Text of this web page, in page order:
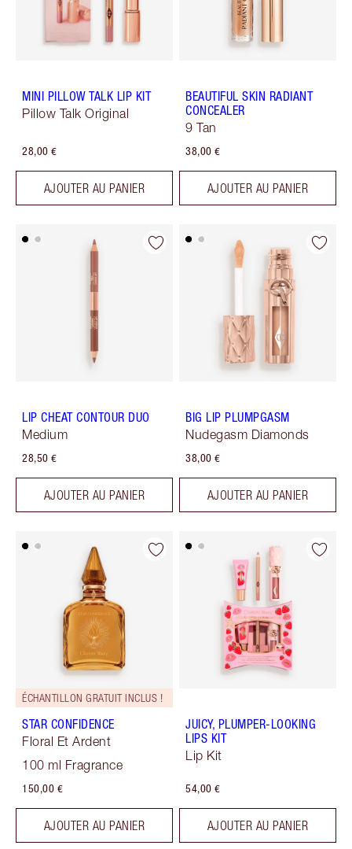
MINI PILLOW TALK LIP KIT
Pillow Talk Original
28,00 €
AJOUTER AU PANIER
BEAUTIFUL SKIN RADIANT
CONCEALER
9 Tan
38,00 €
AJOUTER AU PANIER
LIP CHEAT CONTOUR DUO
Medium
28,50 €
AJOUTER AU PANIER
BIG LIP PLUMPGASM
Nudegasm Diamonds
38,00 €
AJOUTER AU PANIER
ÉCHANTILLON GRATUIT INCLUS !
STAR CONFIDENCE
Floral Et Ardent
100 ml Fragrance
150,00 €
AJOUTER AU PANIER
JUICY, PLUMPER-LOOKING
LIPS KIT
Lip Kit
54,00 €
AJOUTER AU PANIER